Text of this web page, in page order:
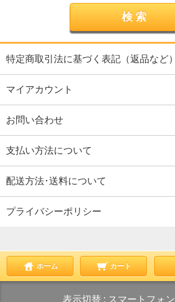
特定商取引法に基づく表記（返品など）
マイアカウント
お問い合わせ
支払い方法について
配送方法･送料について
プライバシーポリシー
ホーム カート
表示切替 : スマートフォン